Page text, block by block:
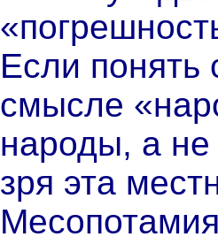
Если понять
смысле
народы, а не
зря эта